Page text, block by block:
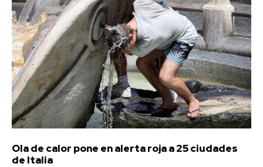
Ola de calor pone en alerta roja a 25 ciudades
de Italia